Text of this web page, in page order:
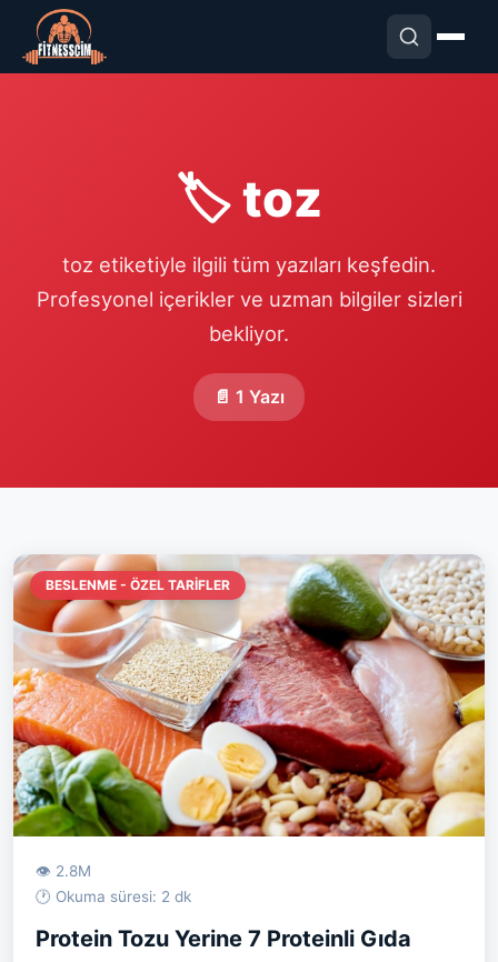
🏷️ toz
toz etiketiyle ilgili tüm yazıları keşfedin.
Profesyonel içerikler ve uzman bilgiler sizleri
bekliyor.
📄 1 Yazı
BESLENME - ÖZEL TARIFLER
👁 2.8M
🕐 Okuma süresi: 2 dk
Protein Tozu Yerine 7 Proteinli Gıda